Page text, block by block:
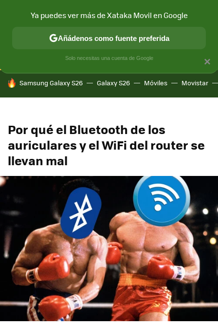
CONECTIVIDAD MÓVIL Y SOCIEDAD APLICACIONES
HOY SE HABLA DE
Samsung Galaxy S26 Galaxy S26 Móviles Movistar
Por qué el Bluetooth de los
auriculares y el WiFi del router se
llevan mal
×
Ya puedes ver más de Xataka Movil en Google
Añádenos como fuente preferida
Solo necesitas una cuenta de Google